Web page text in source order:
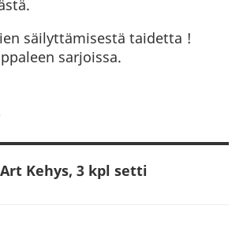
säilyttämisestä taidetta !
sarjoissa.
Kehys, 3 kpl setti